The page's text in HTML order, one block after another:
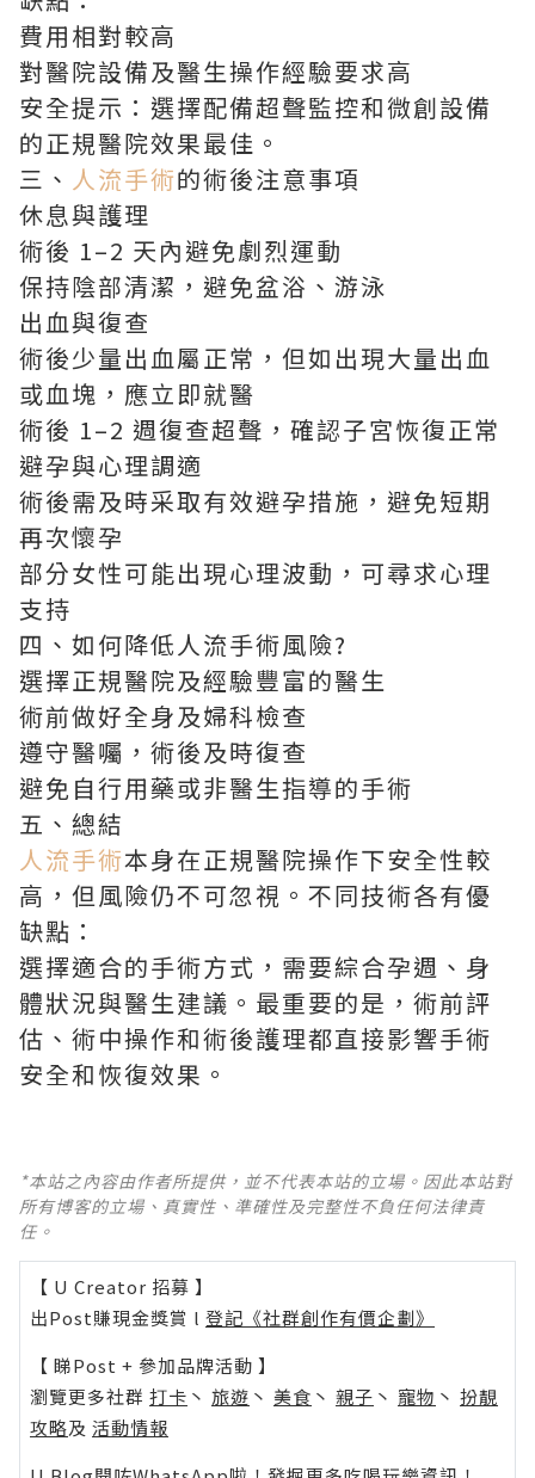
費用相對較高
對醫院設備及醫生操作經驗要求高
安全提示：選擇配備超聲監控和微創設備
的正規醫院效果最佳。
三、 人流手術的術後注意事項
休息與護理
術後 1–2 天內避免劇烈運動
保持陰部清潔，避免盆浴、游泳
出血與復查
術後少量出血屬正常，但如出現大量出血
或血塊，應立即就醫
術後 1–2 週復查超聲，確認子宮恢復正常
避孕與心理調適
術後需及時采取有效避孕措施，避免短期
再次懷孕
部分女性可能出現心理波動，可尋求心理
支持
四、如何降低人流手術風險?
選擇正規醫院及經驗豐富的醫生
術前做好全身及婦科檢查
遵守醫囑，術後及時復查
避免自行用藥或非醫生指導的手術
五、總結
人流手術本身在正規醫院操作下安全性較
高，但風險仍不可忽視。不同技術各有優
缺點：
選擇適合的手術方式，需要綜合孕週、身
體狀況與醫生建議。最重要的是，術前評
估、術中操作和術後護理都直接影響手術
安全和恢復效果。
*本站之內容由作者所提供，並不代表本站的立場。因此本站對
所有博客的立場、真實性、準確性及完整性不負任何法律責
任。
【 U Creator 招募 】
出Post賺現金獎賞 l 登記《社群創作有價企劃》
【 睇Post + 參加品牌活動 】
瀏覽更多社群 打卡 丶 旅遊 丶 美食 丶 親子 丶 寵物 丶 扮靚
攻略及 活動情報